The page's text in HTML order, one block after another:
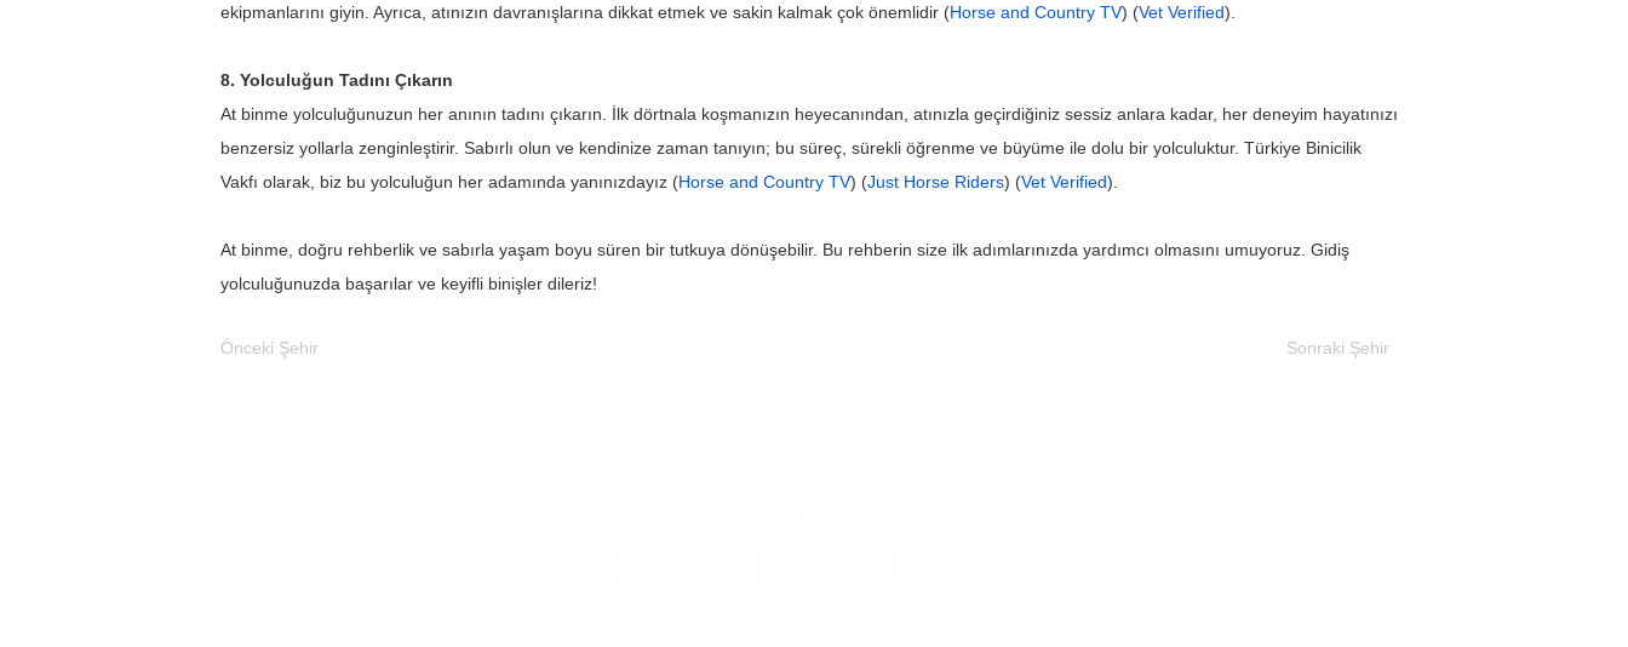
ekipmanlarını giyin. Ayrıca, atınızın davranışlarına dikkat etmek ve sakin kalmak çok önemlidir (Horse and Country TV) (Vet Verified).
8. Yolculuğun Tadını Çıkarın
At binme yolculuğunuzun her anının tadını çıkarın. İlk dörtnala koşmanızın heyecanından, atınızla geçirdiğiniz sessiz anlara kadar, her deneyim hayatınızı
benzersiz yollarla zenginleştirir. Sabırlı olun ve kendinize zaman tanıyın; bu süreç, sürekli öğrenme ve büyüme ile dolu bir yolculuktur. Türkiye Binicilik
Vakfı olarak, biz bu yolculuğun her adamında yanınızdayız (Horse and Country TV) (Just Horse Riders) (Vet Verified).
At binme, doğru rehberlik ve sabırla yaşam boyu süren bir tutkuya dönüşebilir. Bu rehberin size ilk adımlarınızda yardımcı olmasını umuyoruz. Gidiş
yolculuğunuzda başarılar ve keyifli binişler dileriz!
Önceki Şehir Sonraki Şehir